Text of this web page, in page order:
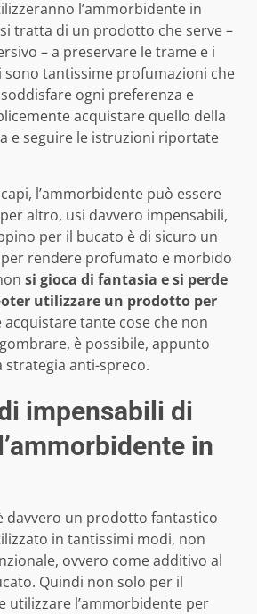
l’ammorbidente in
tratta di un prodotto che serve –
– a preservare le trame e i
sono tantissime profumazioni che
ogni preferenza e
acquistare quello della
e seguire le istruzioni riportate
l’ammorbidente può essere
altro, usi davvero impensabili,
per il bucato è di sicuro un
rendere profumato e morbido
si gioca di fantasia e si perde
utilizzare un prodotto per
acquistare tante cose che non
è possibile, appunto
anti-spreco.
impensabili di
in
davvero un prodotto fantastico
in tantissimi modi, non
ovvero come additivo al
Quindi non solo per il
utilizzare l’ammorbidente per